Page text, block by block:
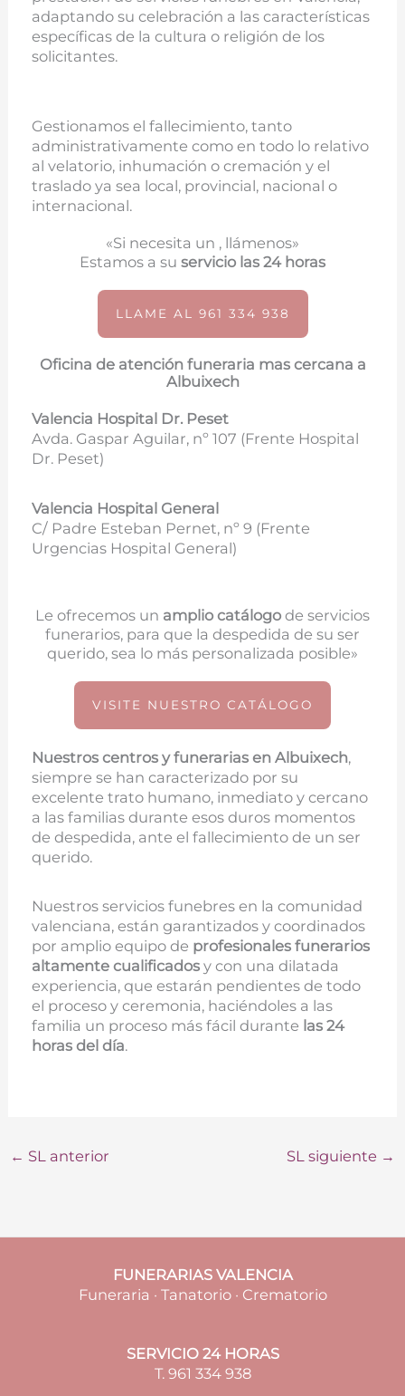
adaptando su celebración a las características
específicas de la cultura o religión de los
solicitantes.
Gestionamos el fallecimiento, tanto
administrativamente como en todo lo relativo
al velatorio, inhumación o cremación y el
traslado ya sea local, provincial, nacional o
internacional.
«Si necesita un , llámenos»
Estamos a su servicio las 24 horas
LLAME AL 961 334 938
Oficina de atención funeraria mas cercana a
Albuixech
Valencia Hospital Dr. Peset
Avda. Gaspar Aguilar, nº 107 (Frente Hospital
Dr. Peset)
Valencia Hospital General
C/ Padre Esteban Pernet, nº 9 (Frente
Urgencias Hospital General)
Le ofrecemos un amplio catálogo de servicios
funerarios, para que la despedida de su ser
querido, sea lo más personalizada posible»
VISITE NUESTRO CATÁLOGO
Nuestros centros y funerarias en Albuixech,
siempre se han caracterizado por su
excelente trato humano, inmediato y cercano
a las familias durante esos duros momentos
de despedida, ante el fallecimiento de un ser
querido.
Nuestros servicios funebres en la comunidad
valenciana, están garantizados y coordinados
por amplio equipo de profesionales funerarios
altamente cualificados y con una dilatada
experiencia, que estarán pendientes de todo
el proceso y ceremonia, haciéndoles a las
familia un proceso más fácil durante las 24
horas del día.
← SL anterior SL siguiente →
FUNERARIAS VALENCIA
Funeraria · Tanatorio · Crematorio
SERVICIO 24 HORAS
T. 961 334 938